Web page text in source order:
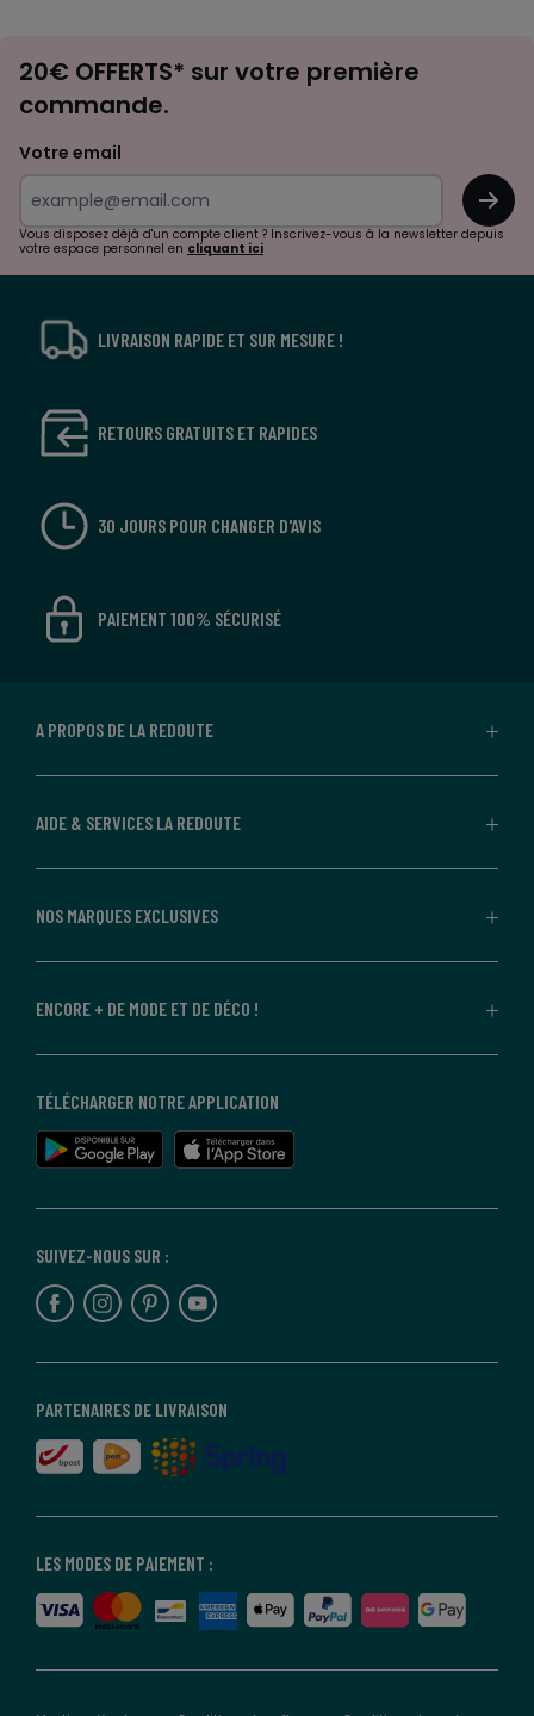
d'inspirations
surprises?
20€ OFFERTS* sur votre première
commande.
Votre email
OK
Vous disposez déjà d'un compte client ? Inscrivez-vous à la newsletter depuis
votre espace personnel en cliquant ici
LIVRAISON RAPIDE ET SUR MESURE !
RETOURS GRATUITS ET RAPIDES
30 JOURS POUR CHANGER D'AVIS
PAIEMENT 100% SÉCURISÉ
A PROPOS DE LA REDOUTE
AIDE & SERVICES LA REDOUTE
NOS MARQUES EXCLUSIVES
ENCORE + DE MODE ET DE DÉCO !
LES MODES DE PAIEMENT :
PARTENAIRES DE LIVRAISON
SUIVEZ-NOUS SUR :
TÉLÉCHARGER NOTRE APPLICATION